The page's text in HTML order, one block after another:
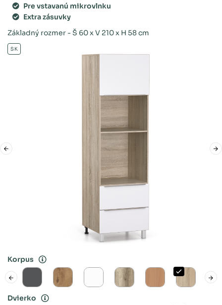
Pre vstavanú mikrovlnku
Extra zásuvky
Základný rozmer - Š 60 x V 210 x H 58 cm
SK
Korpus
Dvierko